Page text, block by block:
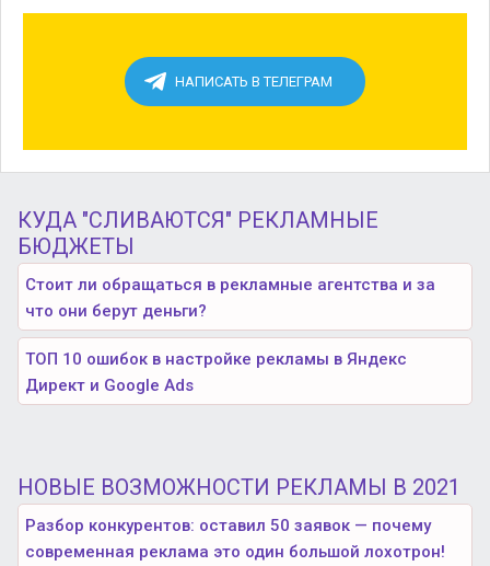
НАПИСАТЬ В ТЕЛЕГРАМ
КУДА "СЛИВАЮТСЯ" РЕКЛАМНЫЕ
БЮДЖЕТЫ
Стоит ли обращаться в рекламные агентства и за
что они берут деньги?
ТОП 10 ошибок в настройке рекламы в Яндекс
Директ и Google Ads
НОВЫЕ ВОЗМОЖНОСТИ РЕКЛАМЫ В 2021
Разбор конкурентов: оставил 50 заявок — почему
современная реклама это один большой лохотрон!